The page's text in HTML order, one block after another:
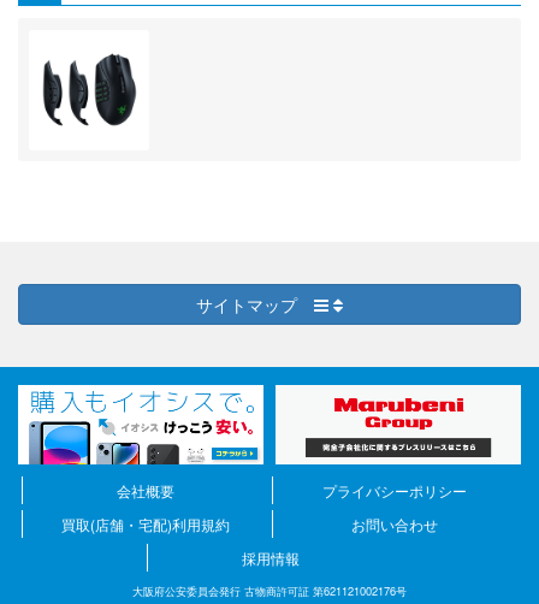
サイトマップ
会社概要
プライバシーポリシー
買取(店舗・宅配)利用規約
お問い合わせ
採用情報
大阪府公安委員会発行 古物商許可証 第621121002176号